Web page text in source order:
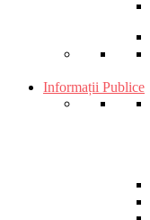
Informații Publice